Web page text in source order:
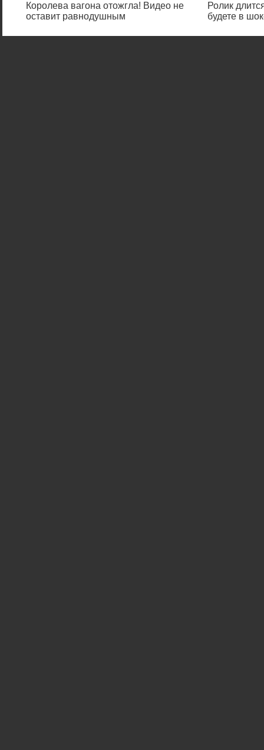
Королева вагона отожгла! Видео не
оставит равнодушным
Ролик
будете в